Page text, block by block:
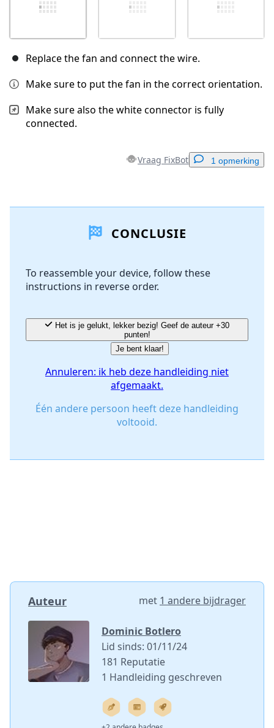
Replace the fan and connect the wire.
Make sure to put the fan in the correct orientation.
Make sure also the white connector is fully
connected.
Vraag FixBot 1 opmerking
Voeg opmerking toe
Annuleren
CONCLUSIE
To reassemble your device, follow these
instructions in reverse order.
punten!
Je bent klaar!
Annuleren: ik heb deze handleiding niet
afgemaakt.
Één andere persoon heeft deze handleiding
voltooid.
Auteur met 1 andere bijdrager
Dominic Botlero
Lid sinds: 01/11/24
181 Reputatie
1 Handleiding geschreven